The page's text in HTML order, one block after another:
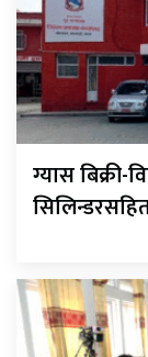
ग्यास बिक्री-